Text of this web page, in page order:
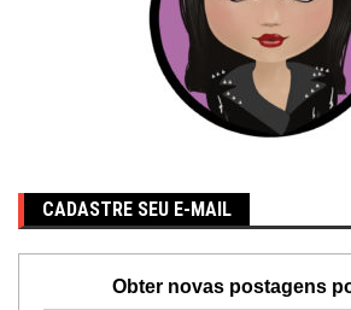
CADASTRE SEU E-MAIL
Obter novas postagens